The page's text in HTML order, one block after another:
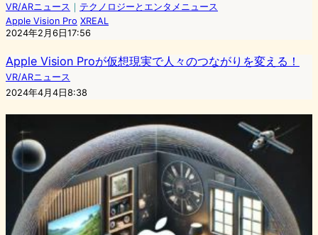
VR/ARニュース ｜ テクノロジーとエンタメニュース
Apple Vision Pro XREAL
2024年2月6日17:56
Apple Vision Proが仮想現実で人々のつながりを変える！
VR/ARニュース
2024年4月4日8:38